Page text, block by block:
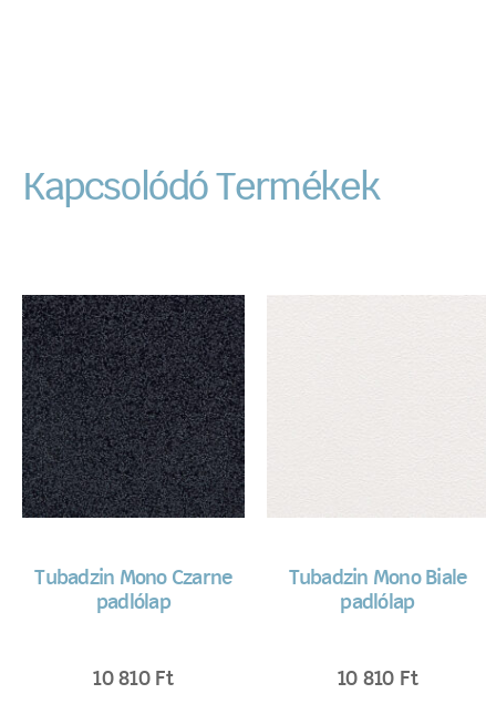
Kapcsolódó Termékek
Tubadzin Mono Czarne
padlólap
10 810 Ft
Tubadzin Mono Biale
padlólap
10 810 Ft